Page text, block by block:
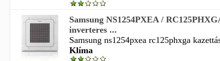
Samsung NS1254PXEA /
inverteres ...
Samsung ns1254pxea rc125phxga
Klíma